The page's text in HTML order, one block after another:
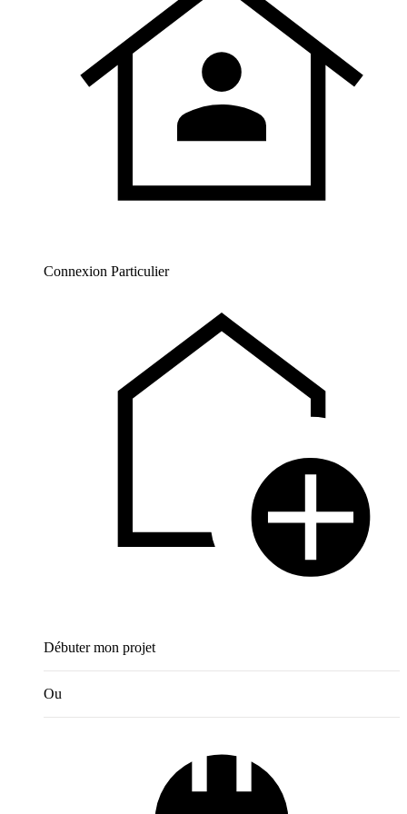
Connexion Particulier
Débuter mon projet
Ou